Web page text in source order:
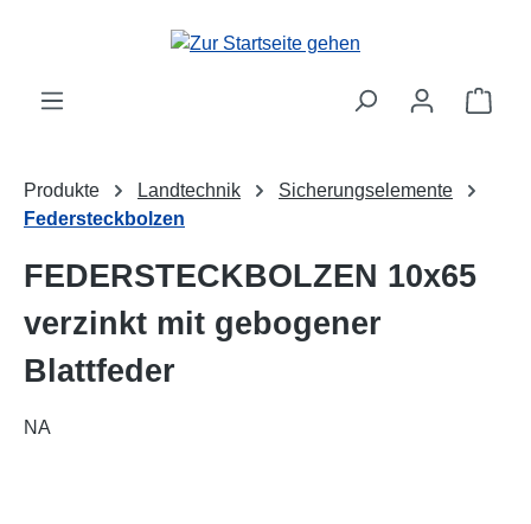
Produkte Landtechnik
Sicherungselemente
Federsteckbolzen
FEDERSTECKBOLZEN 10x65
verzinkt mit gebogener
Blattfeder
NA